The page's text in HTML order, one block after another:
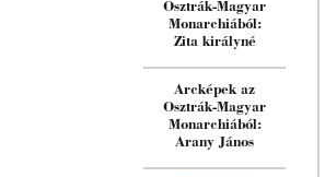
Osztrák-Magyar
Monarchiából:
Zita királyné
Arcképek az
Osztrák-Magyar
Monarchiából:
Arany János